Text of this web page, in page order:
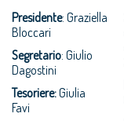
Presidente: Graziella
Bloccari
Segretario: Giulio
Dagostini
Tesoriere:Giulia
Favi